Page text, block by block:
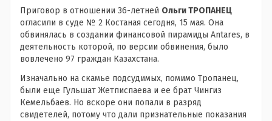
Приговор в отношении 36-летней Ольги ТРОПАНЕЦ
огласили в суде № 2 Костаная сегодня, 15 мая. Она
обвинялась в создании финансовой пирамиды Antares, в
деятельность которой, по версии обвинения, было
вовлечено 97 граждан Казахстана.
Изначально на скамье подсудимых, помимо Тропанец,
были еще Гульшат Жетписпаева и ее брат Чингиз
Кемельбаев. Но вскоре они попали в разряд
свидетелей, потому что дали признательные показания